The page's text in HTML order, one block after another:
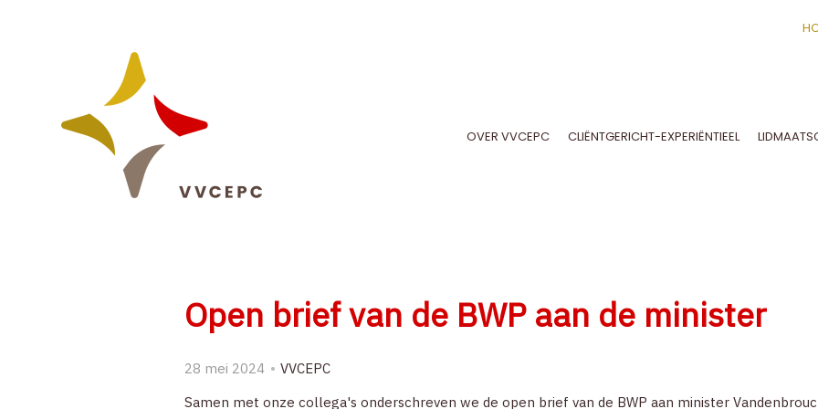
OVER VVCEPC CLIËNTGERICHT-EXPERIËNTIEEL
Open brief van de BWP aan de minister
28 mei 2024
VVCEPC
Samen met onze collega's onderschreven we de open brief van de BWP aan minister